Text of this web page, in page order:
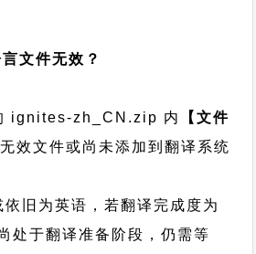
文件无效？
ignites-zh_CN.zip 内
【文件
效文件或尚未添加到翻译系统
旧为英语，若翻译完成度为
处于翻译准备阶段，仍需等